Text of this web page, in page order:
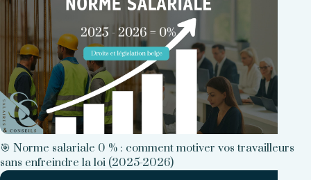
🎯 Norme salariale 0 % : comment motiver vos travailleurs
sans enfreindre la loi (2025-2026)